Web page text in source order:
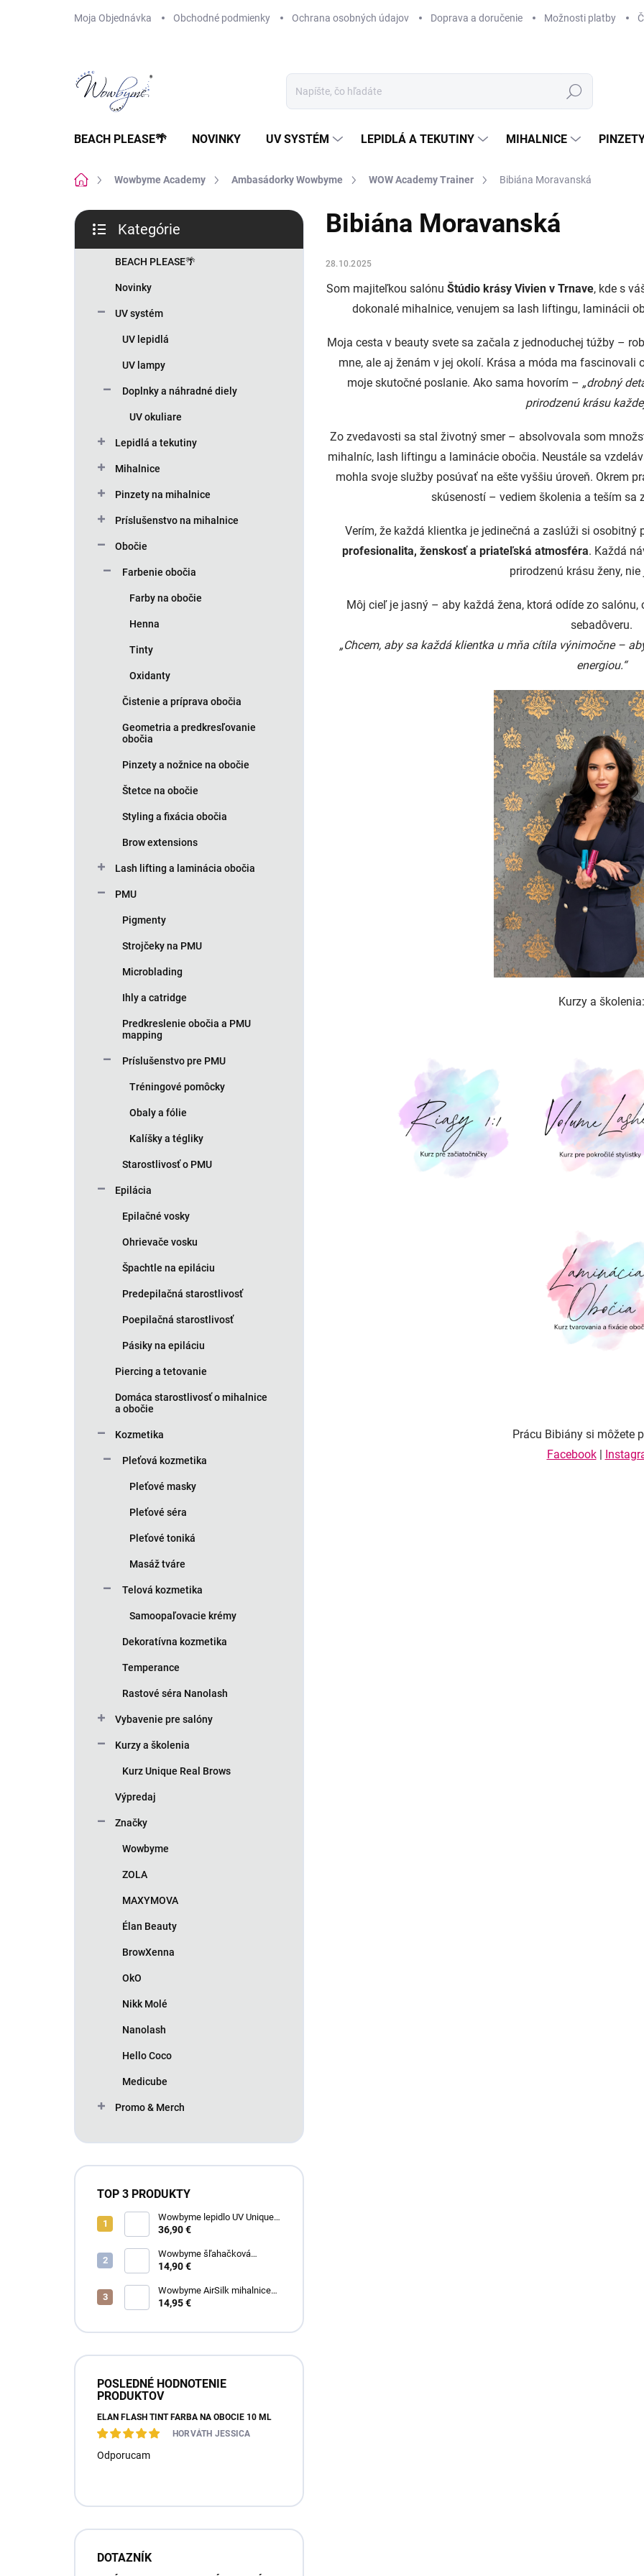
Moja Objednávka Obchodné podmienky Ochrana osobných údajov Doprava a doručenie Možnosti platby
Hľadať
BEACH PLEASE🌴 NOVINKY UV SYSTÉM LEPIDLÁ A TEKUTINY MIHALNICE
DomovWowbyme Academy Ambasádorky Wowbyme WOW Academy Trainer Bibiána Moravanská
B
č
kategórie
Kategórie
BEACH PLEASE🌴
Novinky
UV systém
UV lepidlá
UV lampy
Doplnky a náhradné diely
UV okuliare
Lepidlá a tekutiny
Mihalnice
Pinzety na mihalnice
Príslušenstvo na mihalnice
Obočie
Farbenie obočia
Farby na obočie
Henna
Tinty
Oxidanty
Čistenie a príprava obočia
Geometria a predkresľovanie
obočia
Pinzety a nožnice na obočie
Štetce na obočie
Styling a fixácia obočia
Brow extensions
Lash lifting a laminácia obočia
PMU
Pigmenty
Strojčeky na PMU
Microblading
Ihly a catridge
Predkreslenie obočia a PMU
mapping
Príslušenstvo pre PMU
Tréningové pomôcky
Obaly a fólie
Kalíšky a tégliky
Starostlivosť o PMU
Epilácia
Epilačné vosky
Ohrievače vosku
Špachtle na epiláciu
Predepilačná starostlivosť
Poepilačná starostlivosť
Pásiky na epiláciu
Piercing a tetovanie
Domáca starostlivosť o mihalnice
a obočie
Kozmetika
Pleťová kozmetika
Pleťové masky
Pleťové séra
Pleťové toniká
Masáž tváre
Telová kozmetika
Samoopaľovacie krémy
Dekoratívna kozmetika
Temperance
Rastové séra Nanolash
Vybavenie pre salóny
Kurzy a školenia
Kurz Unique Real Brows
Výpredaj
Značky
Wowbyme
ZOLA
MAXYMOVA
Élan Beauty
BrowXenna
OkO
Nikk Molé
Nanolash
Hello Coco
Medicube
Promo & Merch
TOP 3 PRODUKTY
Wowbyme lepidlo UV Unique
Extreme 4ml
36,90 €
Wowbyme šľahačková
čistiaca pena na mihalnice a
14,90 €
Wowbyme AirSilk mihalnice
SPIRE mix
14,95 €
POSLEDNÉ HODNOTENIE
PRODUKTOV
ÉLAN FLASH TINT FARBA NA OBOČIE 10 ML
HORVÁTH JESSICA
Odporucam
DOTAZNÍK
Bibiána Moravanská
28.10.2025
Som majiteľkou salónu Štúdio krásy Vivien v Trnave, kde s
dokonalé mihalnice, venujem sa lash liftingu, laminácii
Moja cesta v beauty svete sa začala z jednoduchej túžby –
mne, ale aj ženám v jej okolí. Krása a móda ma fascinovali
moje skutočné poslanie. Ako sama hovorím – „drobný
prirodzenú krásu
Zo zvedavosti sa stal životný smer – absolvovala som
mihalníc, lash liftingu a laminácie obočia. Neustále sa
mohla svoje služby posúvať na ešte vyššiu úroveň. Okrem
skúseností – vediem školenia a teším sa
Verím, že každá klientka je jedinečná a zaslúži si
profesionalita, ženskosť a priateľská atmosféra. Každá
prirodzenú krásu ženy,
Môj cieľ je jasný – aby každá žena, ktorá odíde zo
sebadôveru.
„Chcem, aby sa každá klientka u mňa cítila výnimočne –
energiou.“
Kurzy a školenia:
Prácu Bibiány si môžete
Facebook|